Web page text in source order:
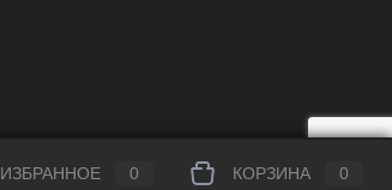
ИЗБРАННОЕ 0 КОРЗИНА 0